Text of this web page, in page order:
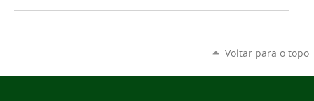
Voltar para o topo